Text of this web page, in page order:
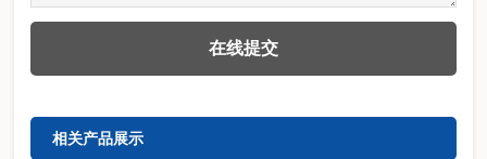
相关产品展示